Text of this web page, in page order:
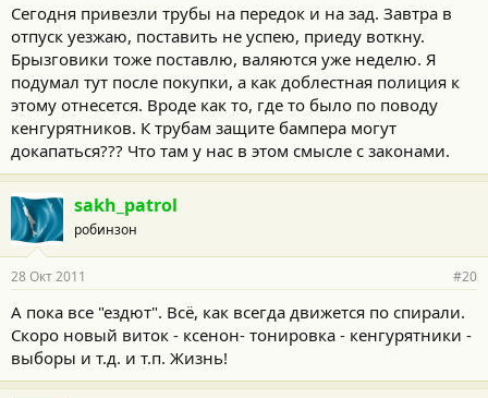
Сегодня привезли трубы на передок и на зад. Завтра в
отпуск уезжаю, поставить не успею, приеду воткну.
Брызговики тоже поставлю, валяются уже неделю. Я
подумал тут после покупки, а как доблестная полиция к
этому отнесется. Вроде как то, где то было по поводу
кенгурятников. К трубам защите бампера могут
докапаться??? Что там у нас в этом смысле с законами.
sakh_patrol
робинзон
28 Окт 2011 #20
А пока все "ездют". Всё, как всегда движется по спирали.
Скоро новый виток - ксенон- тонировка - кенгурятники -
выборы и т.д. и т.п. Жизнь!